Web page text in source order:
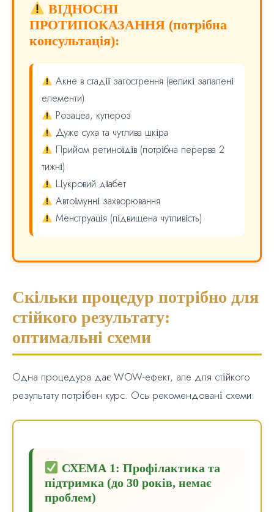
ВІДНОСНІ
ПРОТИПОКАЗАННЯ (потрібна
консультація):
Акне в стадії загострення (великі запалені
елементи)
Розацеа, купероз
Дуже суха та чутлива шкіра
Прийом ретиноїдів (потрібна перерва 2
тижні)
Цукровий діабет
Автоімунні захворювання
Менструація (підвищена чутливість)
Скільки процедур потрібно для
стійкого результату:
оптимальні схеми
Одна процедура дає WOW-ефект, але для стійкого
результату потрібен курс. Ось рекомендовані схеми:
СХЕМА 1: Профілактика та
підтримка (до 30 років, немає
проблем)